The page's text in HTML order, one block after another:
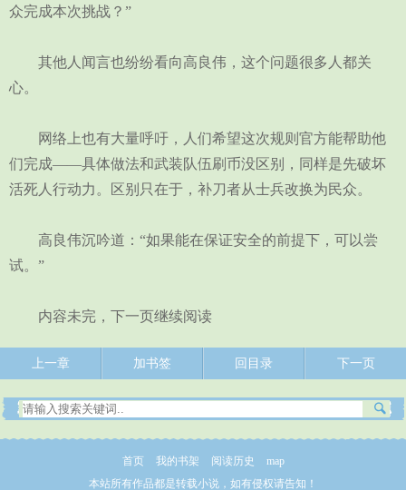
众完成本次挑战？”
其他人闻言也纷纷看向高良伟，这个问题很多人都关
心。
网络上也有大量呼吁，人们希望这次规则官方能帮助他
们完成——具体做法和武装队伍刷币没区别，同样是先破坏
活死人行动力。区别只在于，补刀者从士兵改换为民众。
高良伟沉吟道：“如果能在保证安全的前提下，可以尝
试。”
内容未完，下一页继续阅读
上一章 加书签 回目录 下一页
首页 我的书架 阅读历史
map
本站所有作品都是转载小说，如有侵权请告知！